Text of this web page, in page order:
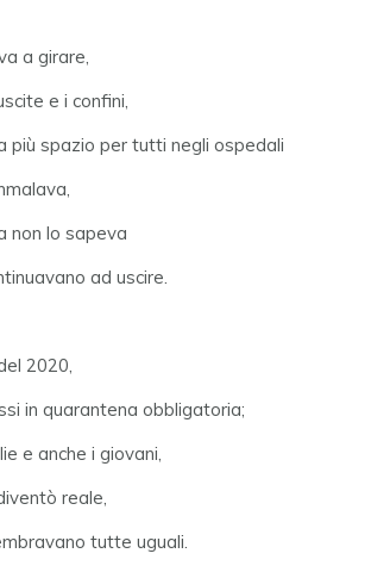
a girare,
e i confini,
più spazio per tutti negli ospedali
non lo sapeva
ad uscire.
2020,
in quarantena obbligatoria;
e anche i giovani,
reale,
tutte uguali.